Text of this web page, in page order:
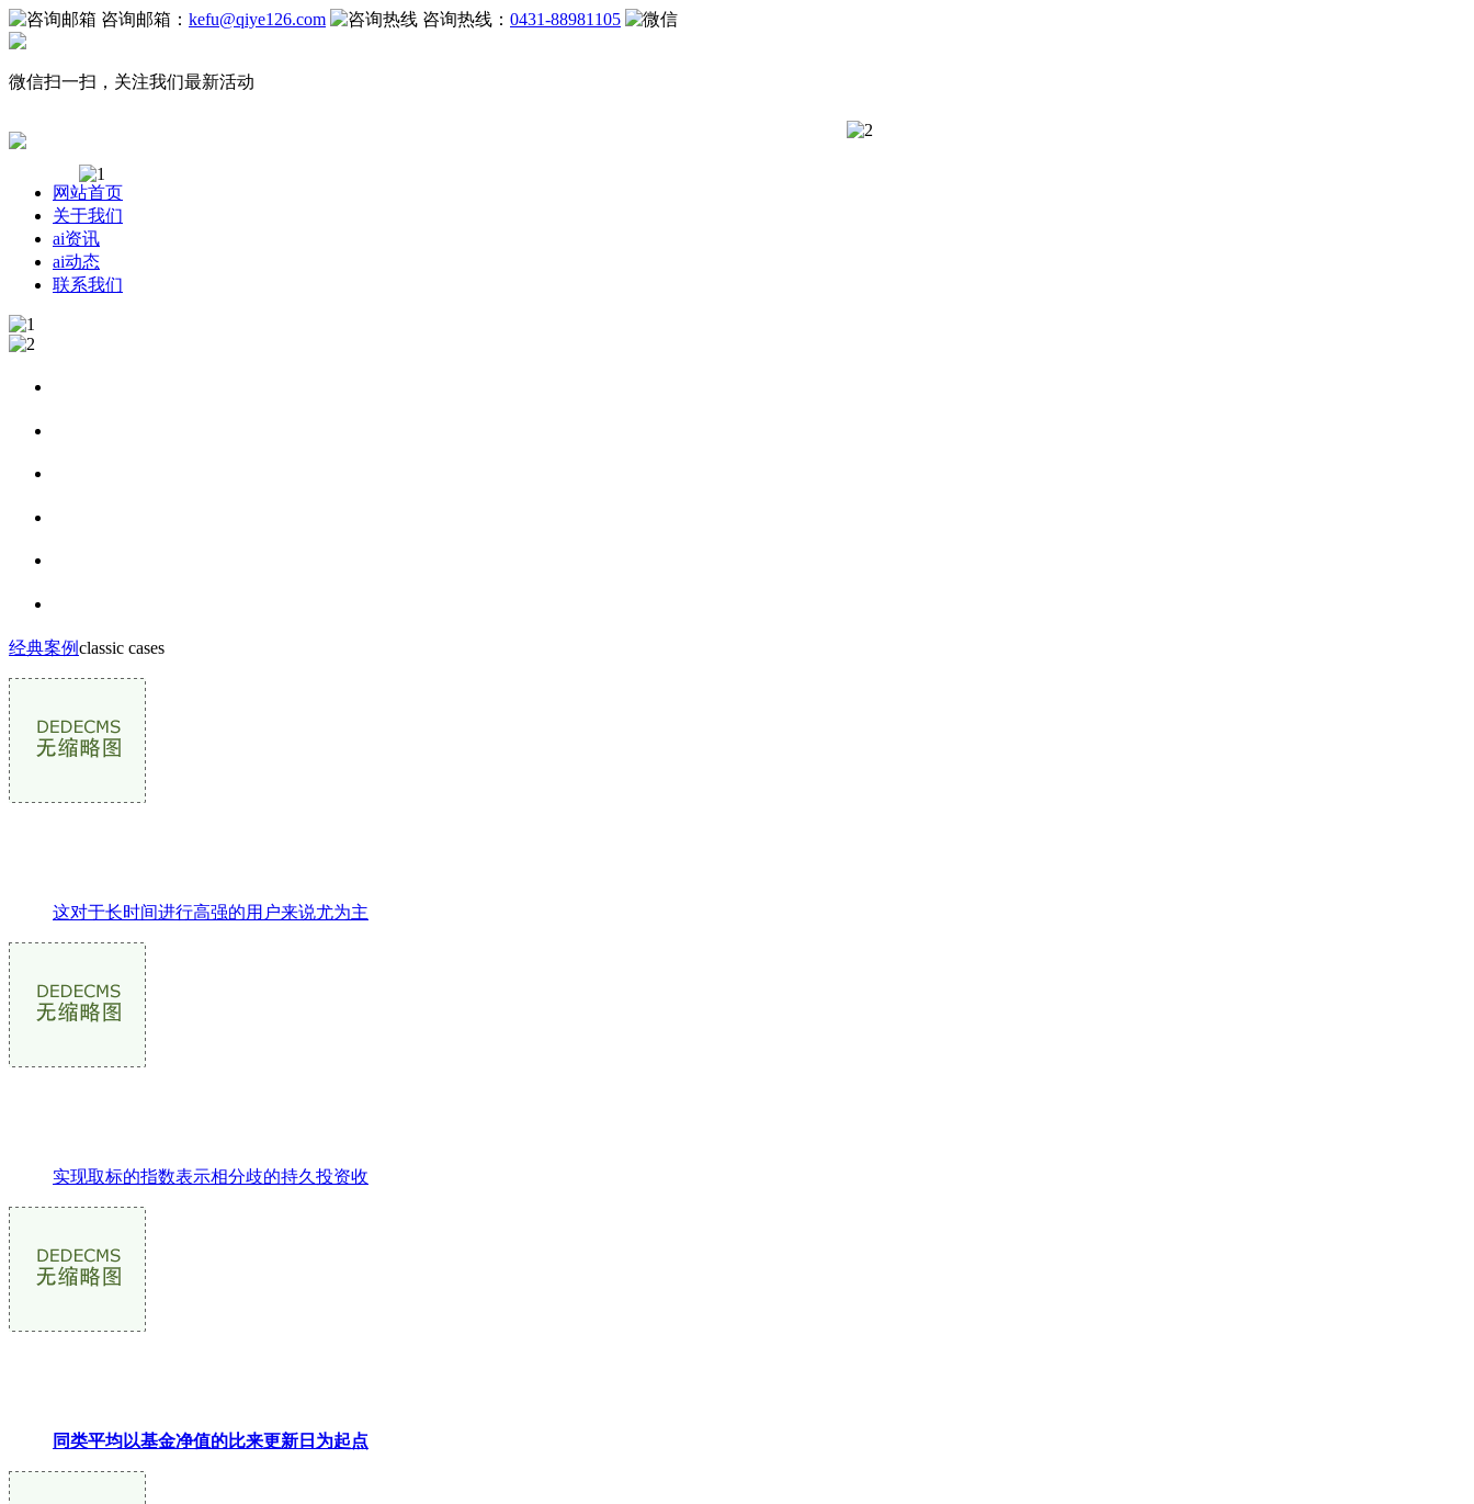
咨询邮箱： kefu@qiye126.com 咨询热线： 0431-88981105
微信扫一扫，关注我们最新活动
网站首页
关于我们
ai资讯
ai动态
联系我们
经典案例classic cases
这对于长时间进行高强的用户来说尤为主
实现取标的指数表示相分歧的持久投资收
同类平均以基金净值的比来更新日为起点